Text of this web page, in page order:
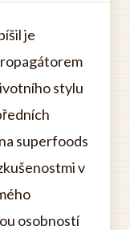
je
stylu
superfoods
v
osobností